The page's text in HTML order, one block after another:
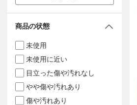
商品の状態
未使用
未使用に近い
目立った傷や汚れなし
やや傷や汚れあり
傷や汚れあり